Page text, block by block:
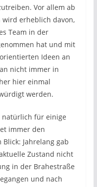
Vor allem ab
erheblich davon,
Team in der
hat und mit
Ideen an
nicht immer in
hier einmal
werden.
natürlich für einige
immer den
Jahrelang gab
Zustand nicht
in der Brahestraße
und nach